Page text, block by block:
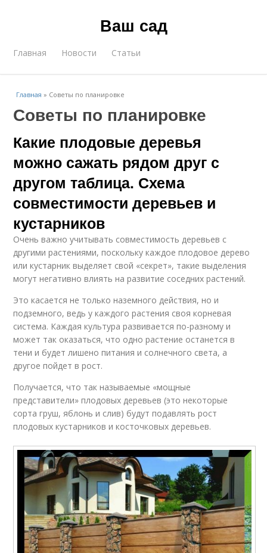
Ваш сад
Главная Новости Статьи
Главная » Советы по планировке
Советы по планировке
Какие плодовые деревья
можно сажать рядом друг с
другом таблица. Схема
совместимости деревьев и
кустарников
Очень важно учитывать совместимость деревьев с
другими растениями, поскольку каждое плодовое дерево
или кустарник выделяет свой «секрет», такие выделения
могут негативно влиять на развитие соседних растений.
Это касается не только наземного действия, но и
подземного, ведь у каждого растения своя корневая
система. Каждая культура развивается по-разному и
может так оказаться, что одно растение останется в
тени и будет лишено питания и солнечного света, а
другое пойдет в рост.
Получается, что так называемые «мощные
представители» плодовых деревьев (это некоторые
сорта груш, яблонь и слив) будут подавлять рост
плодовых кустарников и косточковых деревьев.